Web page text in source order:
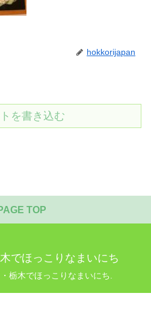
hokkorijapan
を書き込む
TOP
でほっこりなまいにち
栃木でほっこりなまいにち.